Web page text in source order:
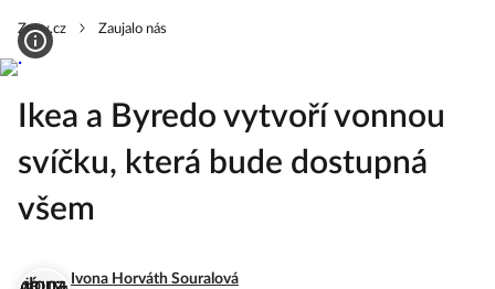
Zeny.cz Zaujalo nás
Ikea a Byredo vytvoří vonnou
svíčku, která bude dostupná
všem
Ivona Horváth Souralová